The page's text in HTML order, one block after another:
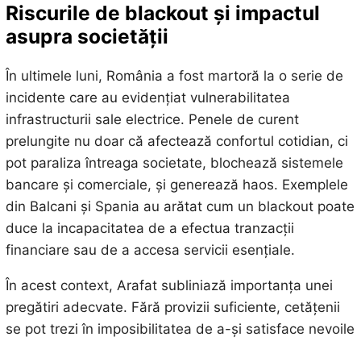
Riscurile de blackout și impactul
asupra societății
În ultimele luni, România a fost martoră la o serie de
incidente care au evidențiat vulnerabilitatea
infrastructurii sale electrice. Penele de curent
prelungite nu doar că afectează confortul cotidian, ci
pot paraliza întreaga societate, blochează sistemele
bancare și comerciale, și generează haos. Exemplele
din Balcani și Spania au arătat cum un blackout poate
duce la incapacitatea de a efectua tranzacții
financiare sau de a accesa servicii esențiale.
În acest context, Arafat subliniază importanța unei
pregătiri adecvate. Fără provizii suficiente, cetățenii
se pot trezi în imposibilitatea de a-și satisface nevoile